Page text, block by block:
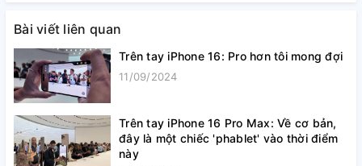
Bài viết liên quan
Trên tay iPhone 16: Pro hơn tôi mong đợi
11/09/2024
Trên tay iPhone 16 Pro Max: Về cơ bản,
đây là một chiếc 'phablet' vào thời điểm
này